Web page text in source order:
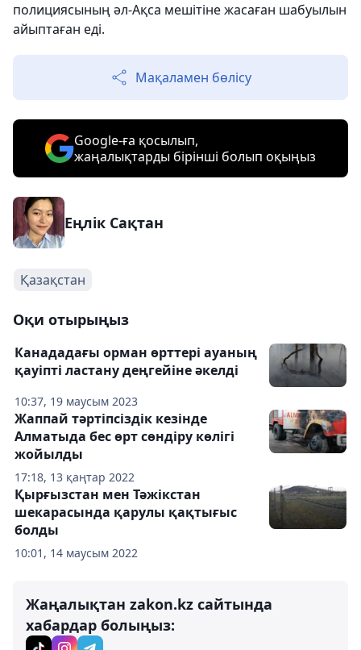
полициясының әл-Ақса мешітіне жасаған шабуылын
айыптаған еді.
Мақаламен бөлісу
Google-ға қосылып,
жаңалықтарды бірінші болып оқыңыз
Еңлік Сақтан
Қазақстан
Оқи отырыңыз
10:37, 19 маусым 2023
Канададағы орман өрттері ауаның
қауіпті ластану деңгейіне әкелді
17:18, 13 қаңтар 2022
Жаппай тәртіпсіздік кезінде
Алматыда бес өрт сөндіру көлігі
жойылды
10:01, 14 маусым 2022
Қырғызстан мен Тәжікстан
шекарасында қарулы қақтығыс
болды
Жаңалықтан zakon.kz сайтында
хабардар болыңыз: